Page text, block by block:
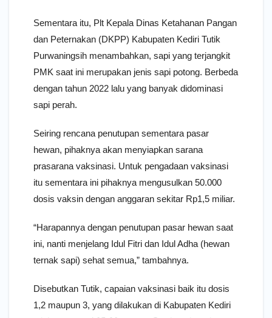
Sementara itu, Plt Kepala Dinas Ketahanan Pangan
dan Peternakan (DKPP) Kabupaten Kediri Tutik
Purwaningsih menambahkan, sapi yang terjangkit
PMK saat ini merupakan jenis sapi potong. Berbeda
dengan tahun 2022 lalu yang banyak didominasi
sapi perah.
Seiring rencana penutupan sementara pasar
hewan, pihaknya akan menyiapkan sarana
prasarana vaksinasi. Untuk pengadaan vaksinasi
itu sementara ini pihaknya mengusulkan 50.000
dosis vaksin dengan anggaran sekitar Rp1,5 miliar.
“Harapannya dengan penutupan pasar hewan saat
ini, nanti menjelang Idul Fitri dan Idul Adha (hewan
ternak sapi) sehat semua,” tambahnya.
Disebutkan Tutik, capaian vaksinasi baik itu dosis
1,2 maupun 3, yang dilakukan di Kabupaten Kediri